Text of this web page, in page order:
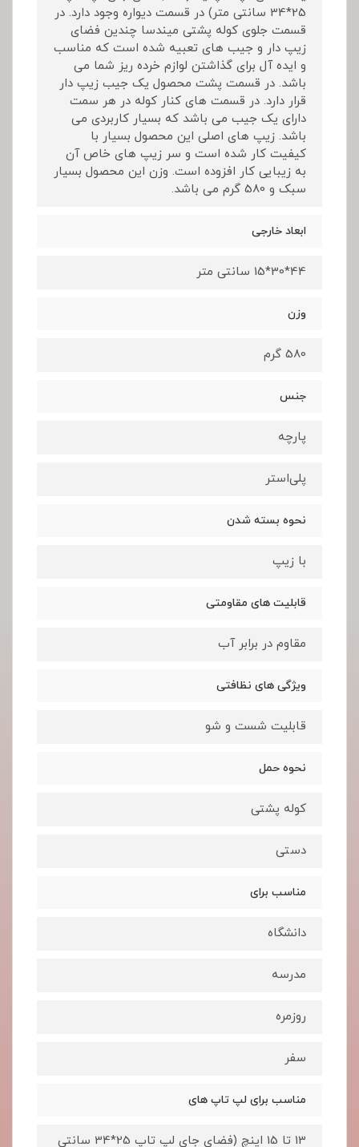
25*34 سانتی متر) در قسمت دیواره وجود دارد. در
قسمت جلوی کوله پشتی میندسا چندین فضای
زیپ دار و جیب های تعبیه شده است که مناسب
و ایده آل برای گذاشتن لوازم خرده ریز شما می
باشد. در قسمت پشت محصول یک جیب زیپ دار
قرار دارد. در قسمت های کنار کوله در هر سمت
دارای یک جیب می باشد که بسیار کاربردی می
باشد. زیپ های اصلی این محصول بسیار با
کیفیت کار شده است و سر زیپ های خاص آن
به زیبایی کار افزوده است. وزن این محصول بسیار
سبک و 580 گرم می باشد.
ابعاد خارجی
44*30*15 سانتی متر
وزن
580 گرم
جنس
پارچه
پلی‌استر
نحوه بسته شدن
با زیپ
قابلیت های مقاومتی
مقاوم در برابر آب
ویژگی های نظافتی
قابلیت شست و شو
نحوه حمل
کوله پشتی
دستی
مناسب برای
دانشگاه
مدرسه
روزمره
سفر
مناسب برای لپ تاپ های
13 تا 15 اینچ (فضای جای لپ تاپ 25*34 سانتی